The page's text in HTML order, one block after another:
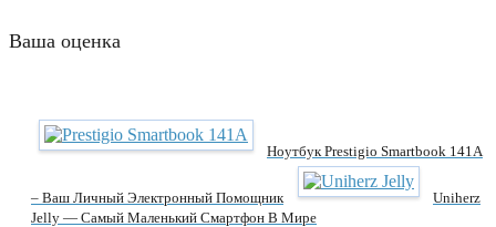
Ваша оценка
Ноутбук Prestigio Smartbook 141A
– Ваш Личный Электронный Помощник
Uniherz
Jelly — Самый Маленький Смартфон В Мире